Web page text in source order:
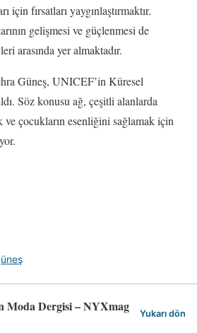
için fırsatları yaygınlaştırmaktır.
gelişmesi ve güçlenmesi de
arasında yer almaktadır.
Güneş, UNICEF’in Küresel
Söz konusu ağ, çeşitli alanlarda
ve çocukların esenliğini sağlamak için
Moda Dergisi – NYXmag Yukarı dön